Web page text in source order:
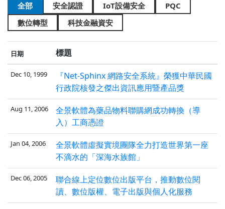
全部 安全認證 IoT設備安全
PQC
數位轉型
科技金融資安
日期 標題
Dec 10, 1999
『Net-Sphinx 網路安全系統』榮獲中華民國
行政院核發之傑出資訊應用暨產品獎
Aug 11, 2006
全景軟體為藥品物料聯購網成功轉換（導
入）工商憑證
Jan 04, 2006
全景軟體虛擬實境團隊全力打造世界第一座
不滴水的「深海水族館」
Dec 06, 2005
聯合線上定位數位出版平台，推動數位閱
讀、數位版權、電子出版與個人化服務